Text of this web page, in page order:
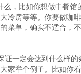
，比如你想做中餐馆
冷房等等。你要做咖
菜单，确实不适合，
证一定会达到什么样的
家举个例子。比如你